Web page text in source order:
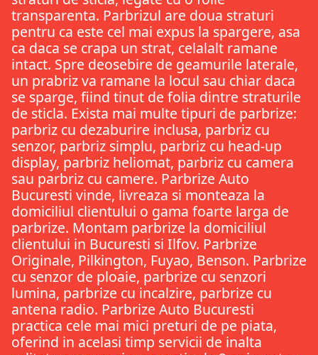
transparenta. Parbrizul are doua straturi
pentru ca este cel mai expus la spargere, asa
ca daca se crapa un strat, celalalt ramane
intact. Spre deosebire de geamurile laterale,
un prabriz va ramane la locul sau chiar daca
se sparge, fiind tinut de folia dintre straturile
de sticla. Exista mai multe tipuri de parbrize:
parbriz cu dezaburire inclusa, parbriz cu
senzor, parbriz simplu, parbriz cu head-up
display, parbriz heliomat, parbriz cu camera
sau parbriz cu camere. Parbrize Auto
Bucuresti vinde, livreaza si monteaza la
domiciliul clientului o gama foarte larga de
parbrize. Montam parbrize la domiciliul
clientului in Bucuresti si Ilfov. Parbrize
Originale, Pilkington, Fuyao, Benson. Parbrize
cu senzor de ploaie, parbrize cu senzori
lumina, parbrize cu incalzire, parbrize cu
antena radio. Parbrize Auto Bucuresti
practica cele mai mici preturi de pe piata,
oferind in acelasi timp servicii de inalta